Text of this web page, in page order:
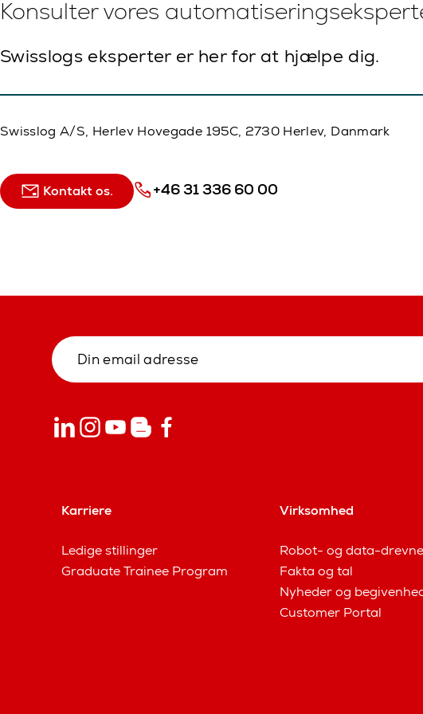
Konsulter vores
Swisslogs eksperter er her for at hjælpe dig.
Swisslog A/S, Herlev Hovegade 195C, 2730 Herlev, Danmark
Kontakt os. +46 31 336 60 00
Karriere
Ledige stillinger
Graduate Trainee Program
Virksomhed
Robot- og data-
Fakta og tal
Nyheder og
Customer Portal